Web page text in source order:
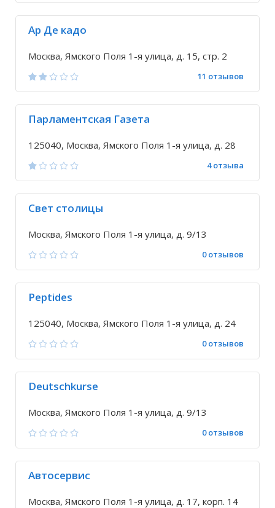
Ар Де кадо
Москва, Ямского Поля 1-я улица, д. 15, стр. 2
11 отзывов
Парламентская Газета
125040, Москва, Ямского Поля 1-я улица, д. 28
4 отзыва
Свет столицы
Москва, Ямского Поля 1-я улица, д. 9/13
0 отзывов
Peptides
125040, Москва, Ямского Поля 1-я улица, д. 24
0 отзывов
Deutschkurse
Москва, Ямского Поля 1-я улица, д. 9/13
0 отзывов
Автосервис
Москва, Ямского Поля 1-я улица, д. 17, корп. 14